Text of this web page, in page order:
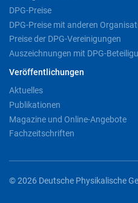
DPG-Preise
DPG-Preise mit anderen
Preise der DPG-Vereinigungen
Auszeichnungen mit DPG-
Veröffentlichungen
Aktuelles
Publikationen
Magazine und Online-Angebote
Fachzeitschriften
© 2026 Deutsche Physikalische